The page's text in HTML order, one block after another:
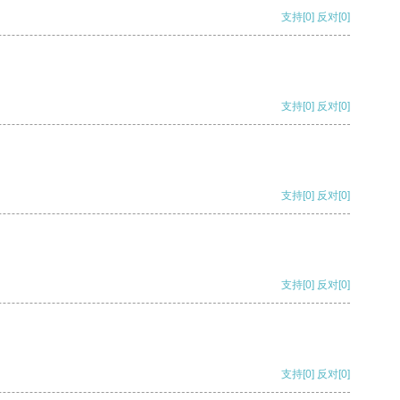
支持[0] 反对[0]
支持[0] 反对[0]
支持[0] 反对[0]
支持[0] 反对[0]
支持[0] 反对[0]